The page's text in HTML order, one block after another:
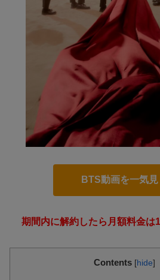
BTS動画を一気見
期間内に解約したら月額料金は
Contents [hide]